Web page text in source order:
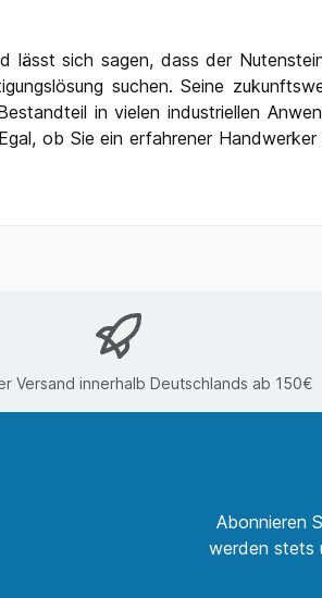
lässt sich sagen, dass der
suchen. Seine
in vielen industriellen
ob Sie ein erfahrener
Versand innerhalb Deutschlands ab 150€
Abonnieren
werden stets